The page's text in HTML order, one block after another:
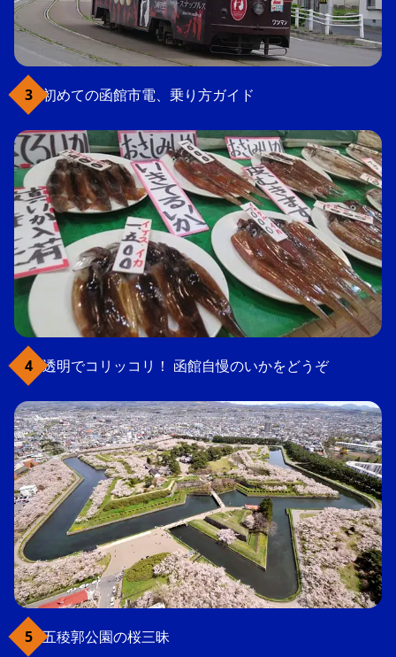
初めての函館市電、乗り方ガイド
透明でコリッコリ！ 函館自慢のいかをどうぞ
五稜郭公園の桜三昧